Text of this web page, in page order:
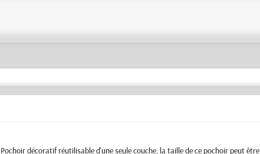
Pochoir décoratif réutilisable d'une seule couche, la taille de ce pochoir peut être